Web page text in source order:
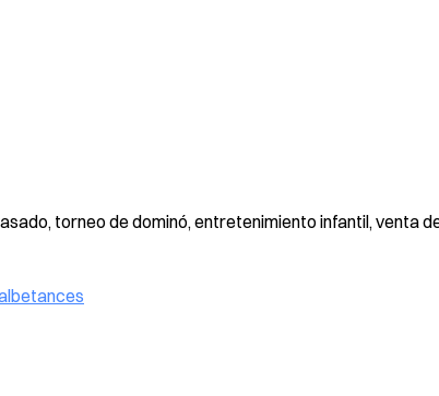
torneo de dominó, entretenimiento infantil, venta